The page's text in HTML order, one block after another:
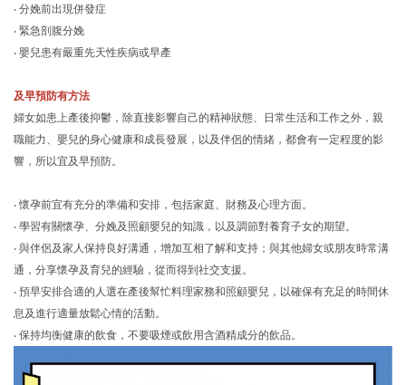
‧ 分娩前出現併發症
‧ 緊急剖腹分娩
‧ 嬰兒患有嚴重先天性疾病或早產
及早預防有方法
婦女如患上產後抑鬱，除直接影響自己的精神狀態、日常生活和工作之外，親
職能力、嬰兒的身心健康和成長發展，以及伴侶的情緒，都會有一定程度的影
響，所以宜及早預防。
‧ 懷孕前宜有充分的準備和安排，包括家庭、財務及心理方面。
‧ 學習有關懷孕、分娩及照顧嬰兒的知識，以及調節對養育子女的期望。
‧ 與伴侶及家人保持良好溝通，增加互相了解和支持；與其他婦女或朋友時常溝
通，分享懷孕及育兒的經驗，從而得到社交支援。
‧ 預早安排合適的人選在產後幫忙料理家務和照顧嬰兒，以確保有充足的時間休
息及進行適量放鬆心情的活動。
‧ 保持均衡健康的飲食，不要吸煙或飲用含酒精成分的飲品。